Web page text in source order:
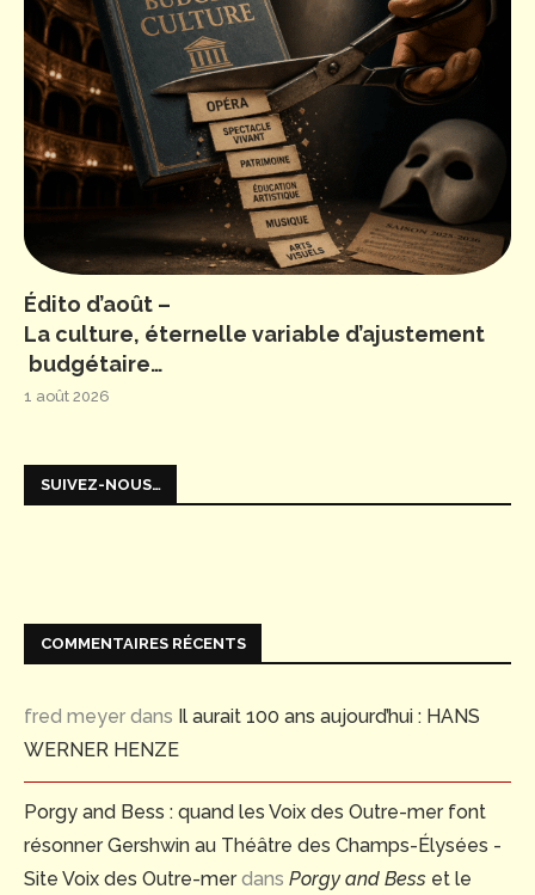
Édito d’août –
La culture, éternelle variable d’ajustement
budgétaire…
1 août 2026
SUIVEZ-NOUS…
COMMENTAIRES RÉCENTS
fred meyer dans Il aurait 100 ans aujourd’hui : HANS
WERNER HENZE
Porgy and Bess : quand les Voix des Outre-mer font
résonner Gershwin au Théâtre des Champs-Élysées -
Site Voix des Outre-merdans Porgy and Bess et le